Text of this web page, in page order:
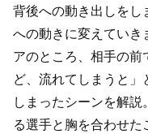
背後への動き出しを
への動きに変えてい
アのところ、相手の
ど、流れてしまうと
しまったシーンを解
る選手と胸を合わせた